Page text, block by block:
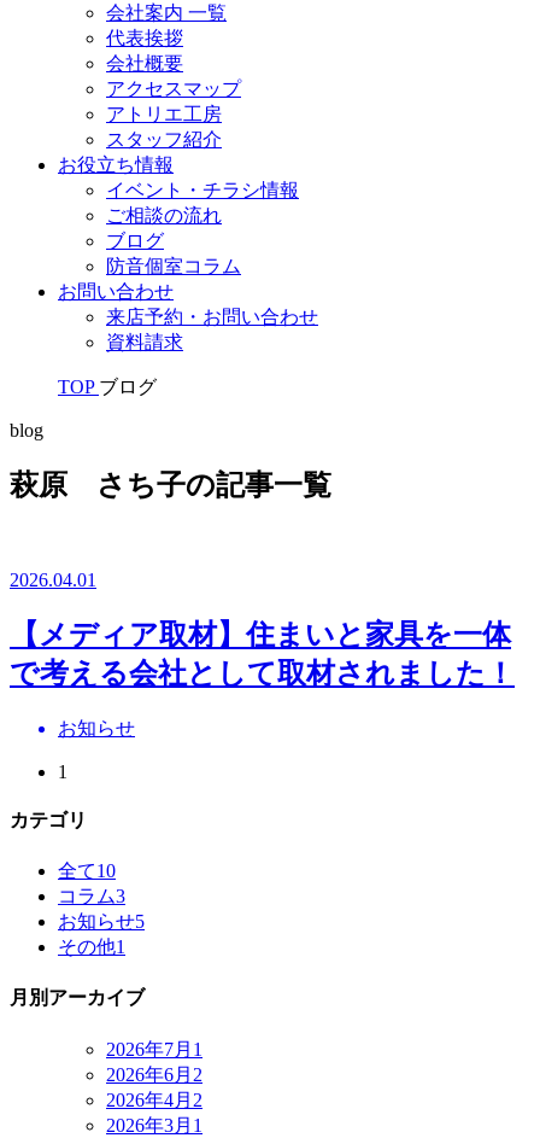
会社案内 一覧
代表挨拶
会社概要
アクセスマップ
アトリエ工房
スタッフ紹介
お役立ち情報
イベント・チラシ情報
ご相談の流れ
ブログ
防音個室コラム
お問い合わせ
来店予約・お問い合わせ
資料請求
TOP ブログ
blog
萩原 さち子の記事一覧
2026.04.01
【メディア取材】住まいと家具を一体
で考える会社として取材されました！
お知らせ
1
カテゴリ
全て10
コラム3
お知らせ5
その他1
月別アーカイブ
2026年7月 1
2026年6月 2
2026年4月 2
2026年3月 1